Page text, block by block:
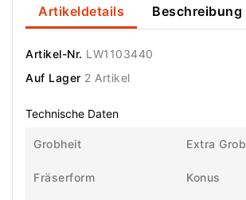
Artikeldetails Beschreibung
Artikel-Nr. LW1103440
Auf Lager 2 Artikel
Technische Daten
Grobheit Extra Grob
Fräserform Konus